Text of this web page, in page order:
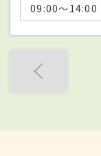
09:00～14:00